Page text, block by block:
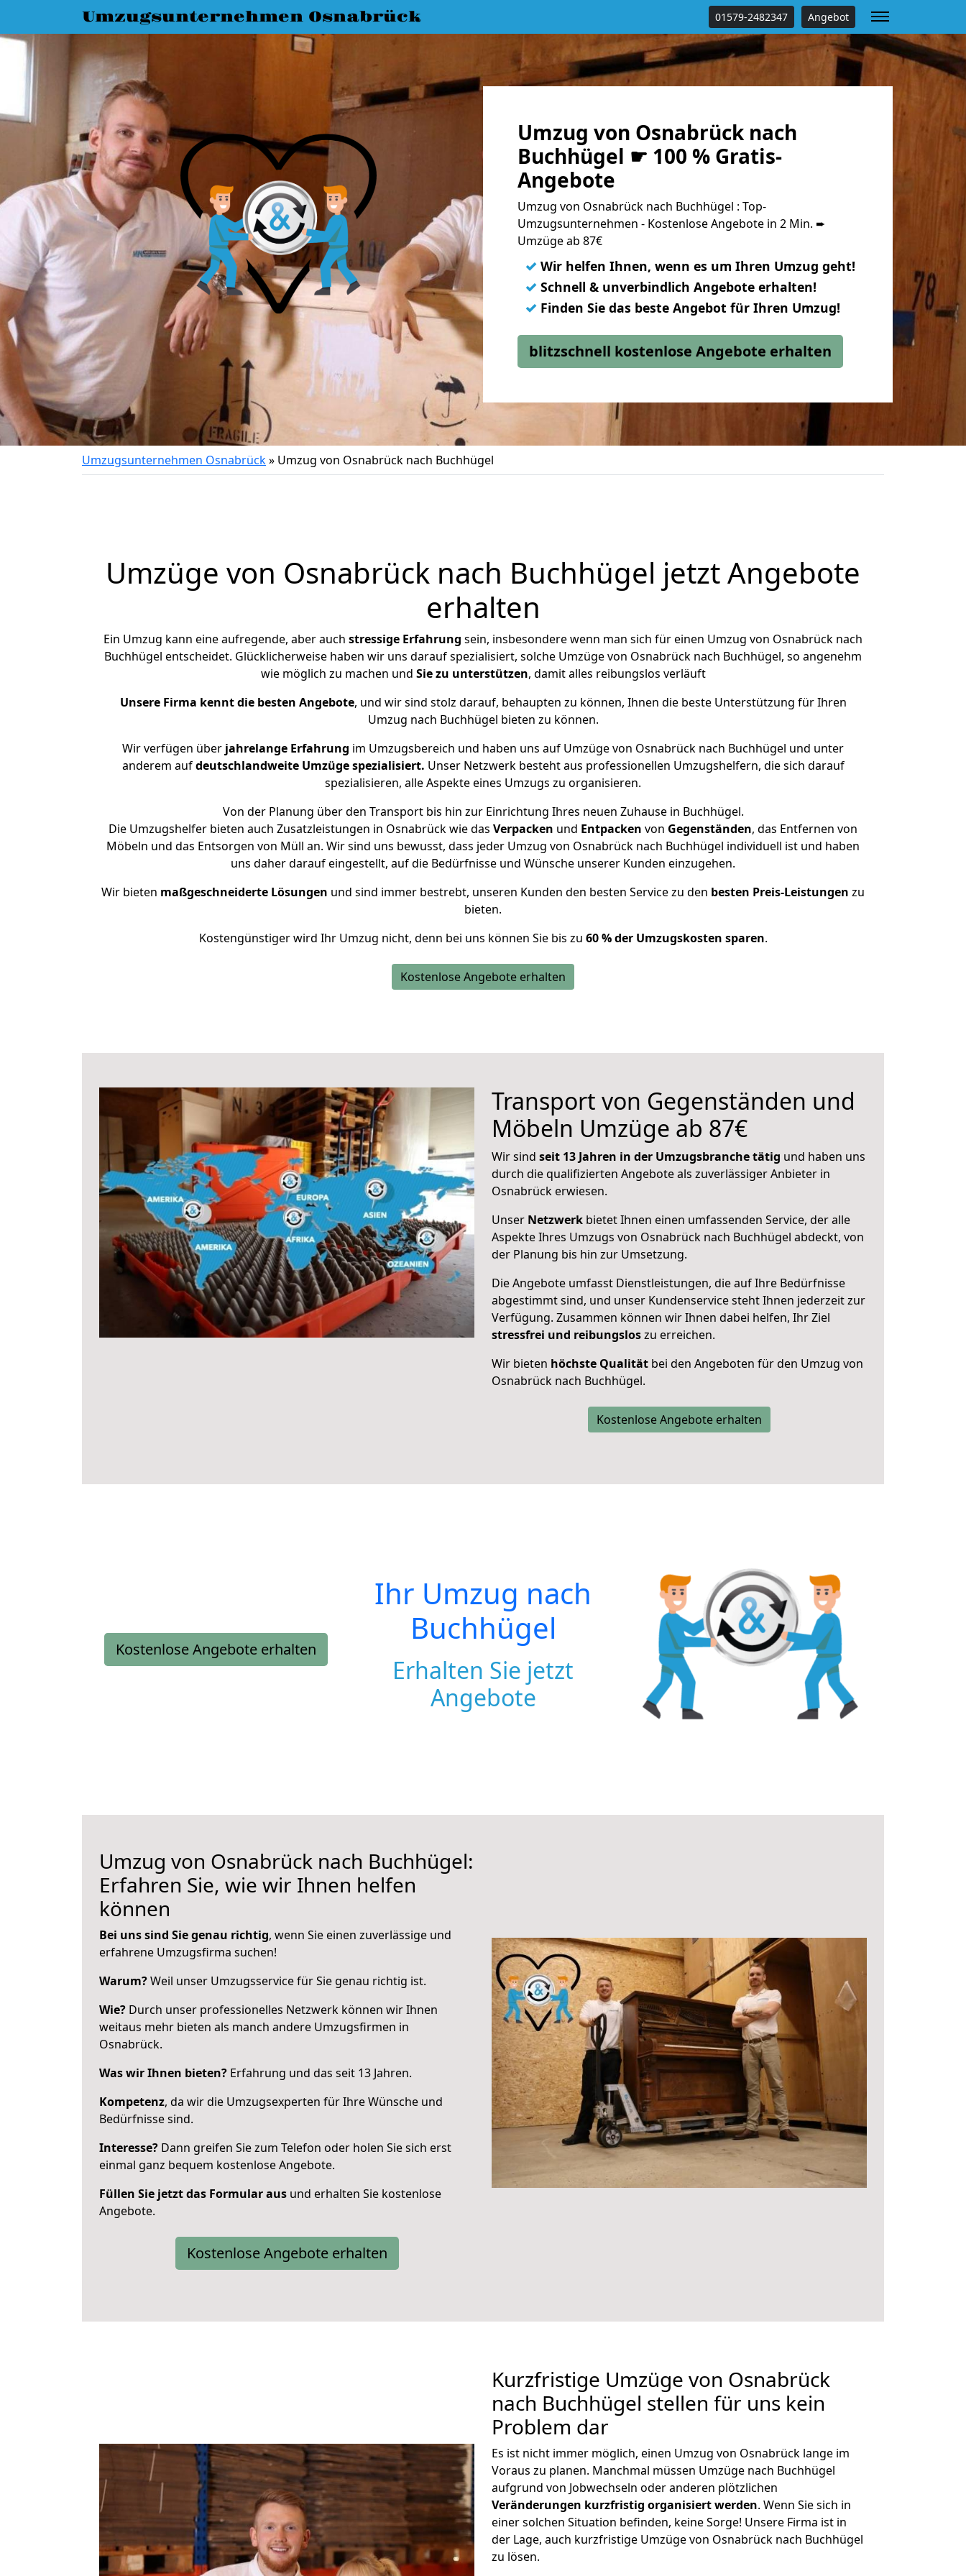
Umzugsunternehmen Osnabrück 01579-2482347 Angebot
Umzug von Osnabrück nach
Buchhügel ☛ 100 % Gratis-
Angebote
Umzug von Osnabrück nach Buchhügel : Top-
Umzugsunternehmen - Kostenlose Angebote in 2 Min. ➨
Umzüge ab 87€
✓ Wir helfen Ihnen, wenn es um Ihren Umzug geht!
✓ Schnell & unverbindlich Angebote erhalten!
✓ Finden Sie das beste Angebot für Ihren Umzug!
blitzschnell kostenlose Angebote erhalten
Umzugsunternehmen Osnabrück» Umzug von Osnabrück nach Buchhügel
Umzüge von Osnabrück nach Buchhügel jetzt Angebote
erhalten
Ein Umzug kann eine aufregende, aber auch stressige Erfahrung sein, insbesondere wenn man sich für einen Umzug von Osnabrück nach
Buchhügel entscheidet. Glücklicherweise haben wir uns darauf spezialisiert, solche Umzüge von Osnabrück nach Buchhügel, so angenehm
wie möglich zu machen und Sie zu unterstützen, damit alles reibungslos verläuft
Unsere Firma kennt die besten Angebote, und wir sind stolz darauf, behaupten zu können, Ihnen die beste Unterstützung für Ihren
Umzug nach Buchhügel bieten zu können.
Wir verfügen über jahrelange Erfahrung im Umzugsbereich und haben uns auf Umzüge von Osnabrück nach Buchhügel und unter
anderem aufdeutschlandweite Umzüge spezialisiert. Unser Netzwerk besteht aus professionellen Umzugshelfern, die sich darauf
spezialisieren, alle Aspekte eines Umzugs zu organisieren.
Von der Planung über den Transport bis hin zur Einrichtung Ihres neuen Zuhause in Buchhügel.
Die Umzugshelfer bieten auch Zusatzleistungen in Osnabrück wie das Verpacken und Entpacken von Gegenständen, das Entfernen von
Möbeln und das Entsorgen von Müll an. Wir sind uns bewusst, dass jeder Umzug von Osnabrück nach Buchhügel individuell ist und haben
uns daher darauf eingestellt, auf die Bedürfnisse und Wünsche unserer Kunden einzugehen.
Wir bieten maßgeschneiderte Lösungen und sind immer bestrebt, unseren Kunden den besten Service zu den besten Preis-Leistungen zu
bieten.
Kostengünstiger wird Ihr Umzug nicht, denn bei uns können Sie bis zu 60 % der Umzugskosten sparen.
Kostenlose Angebote erhalten
Transport von Gegenständen und
Möbeln Umzüge ab 87€
Wir sind seit 13 Jahren in der Umzugsbranche tätig und haben uns
durch die qualifizierten Angebote als zuverlässiger Anbieter in
Osnabrück erwiesen.
Unser Netzwerk bietet Ihnen einen umfassenden Service, der alle
Aspekte Ihres Umzugs von Osnabrück nach Buchhügel abdeckt, von
der Planung bis hin zur Umsetzung.
Die Angebote umfasst Dienstleistungen, die auf Ihre Bedürfnisse
abgestimmt sind, und unser Kundenservice steht Ihnen jederzeit zur
Verfügung. Zusammen können wir Ihnen dabei helfen, Ihr Ziel
stressfrei und reibungsloszu erreichen.
Wir bieten höchste Qualität bei den Angeboten für den Umzug von
Osnabrück nach Buchhügel.
Kostenlose Angebote erhalten
Kostenlose Angebote erhalten
Ihr Umzug nach
Buchhügel
Erhalten Sie jetzt
Angebote
Umzug von Osnabrück nach Buchhügel:
Erfahren Sie, wie wir Ihnen helfen
können
Bei uns sind Sie genau richtig, wenn Sie einen zuverlässige und
erfahrene Umzugsfirma suchen!
Warum?Weil unser Umzugsservice für Sie genau richtig ist.
Wie? Durch unser professionelles Netzwerk können wir Ihnen
weitaus mehr bieten als manch andere Umzugsfirmen in
Osnabrück.
Was wir Ihnen bieten? Erfahrung und das seit 13 Jahren.
Kompetenz, da wir die Umzugsexperten für Ihre Wünsche und
Bedürfnisse sind.
Interesse? Dann greifen Sie zum Telefon oder holen Sie sich erst
einmal ganz bequem kostenlose Angebote.
Füllen Sie jetzt das Formular aus und erhalten Sie kostenlose
Angebote.
Kostenlose Angebote erhalten
Kurzfristige Umzüge von Osnabrück
nach Buchhügel stellen für uns kein
Problem dar
Es ist nicht immer möglich, einen Umzug von Osnabrück lange im
Voraus zu planen. Manchmal müssen Umzüge nach Buchhügel
aufgrund von Jobwechseln oder anderen plötzlichen
Veränderungen kurzfristig organisiert werden. Wenn Sie sich in
einer solchen Situation befinden, keine Sorge! Unsere Firma ist in
der Lage, auch kurzfristige Umzüge von Osnabrück nach Buchhügel
zu lösen.